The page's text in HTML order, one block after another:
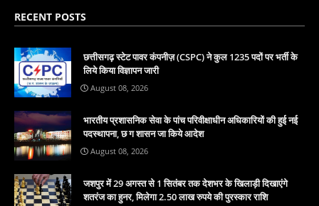
RECENT POSTS
छत्तीसगढ़ स्टेट पावर कंपनीज़ (CSPC) ने कुल 1235 पदों पर भर्ती के
लिये किया विज्ञापन जारी
August 08, 2026
भारतीय प्रशासनिक सेवा के पांच परिवीक्षाधीन अधिकारियों की हुई नई
पदस्थापना, छ ग शासन जा किये आदेश
August 08, 2026
जशपुर में 29 अगस्त से 1 सितंबर तक देशभर के खिलाड़ी दिखाएंगे
शतरंज का हुनर, मिलेगा 2.50 लाख रुपये की पुरस्कार राशि